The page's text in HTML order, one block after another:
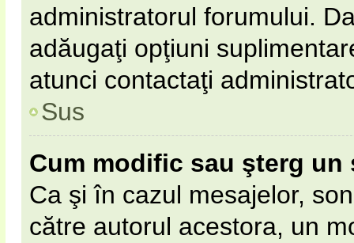
administratorul forumului.
adăugaţi opţiuni
atunci contactaţi
Sus
Cum modific sau şterg un
Ca şi în cazul mesajelor,
către autorul acestora, un